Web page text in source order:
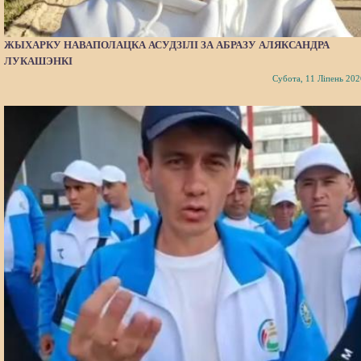
ЖЫХАРКУ НАВАПОЛАЦКА АСУДЗІЛІ ЗА АБРАЗУ АЛЯКСАНДРА
ЛУКАШЭНКІ
Субота, 11 Ліпень